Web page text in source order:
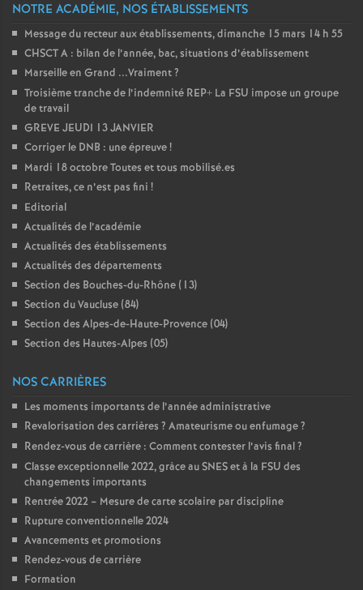
NOTRE ACADÉMIE, NOS ÉTABLISSEMENTS
Message du recteur aux établissements, dimanche 15 mars 14 h 55
CHSCT A : bilan de l’année, bac, situations d’établissement
Marseille en Grand ...Vraiment?
Troisième tranche de l’indemnité REP+ La FSU impose un groupe
de travail
GREVE JEUDI 13 JANVIER
Corriger le DNB : une épreuve!
Mardi 18 octobre Toutes et tous mobilisé.es
Retraites, ce n’est pas fini !
Editorial
Actualités de l’académie
Actualités des établissements
Actualités des départements
Section des Bouches-du-Rhône (13)
Section du Vaucluse (84)
Section des Alpes-de-Haute-Provence (04)
Section des Hautes-Alpes (05)
NOS CARRIÈRES
Les moments importants de l’année administrative
Revalorisation des carrières ? Amateurisme ou enfumage?
Rendez-vous de carrière : Comment contester l’avis final?
Classe exceptionnelle 2022, gràce au SNES et à la FSU des
changements importants
Rentrée 2022 – Mesure de carte scolaire par discipline
Rupture conventionnelle 2024
Avancements et promotions
Rendez-vous de carrière
Formation